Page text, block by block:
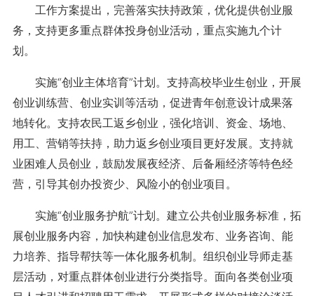
工作方案提出，完善落实扶持政策，优化提供创业服
务，支持更多重点群体投身创业活动，重点实施九个计
划。
实施“创业主体培育”计划。支持高校毕业生创业，开展
创业训练营、创业实训等活动，促进青年创意设计成果落
地转化。支持农民工返乡创业，强化培训、资金、场地、
用工、营销等扶持，助力返乡创业项目更好发展。支持就
业困难人员创业，鼓励发展夜经济、后备厢经济等特色经
营，引导其创办投资少、风险小的创业项目。
实施“创业服务护航”计划。建立公共创业服务标准，拓
展创业服务内容，加快构建创业信息发布、业务咨询、能
力培养、指导帮扶等一体化服务机制。组织创业导师走基
层活动，对重点群体创业进行分类指导。面向各类创业项